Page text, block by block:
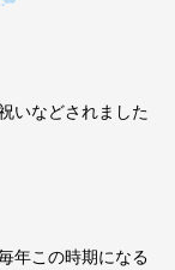
いなどされました
年この時期になる